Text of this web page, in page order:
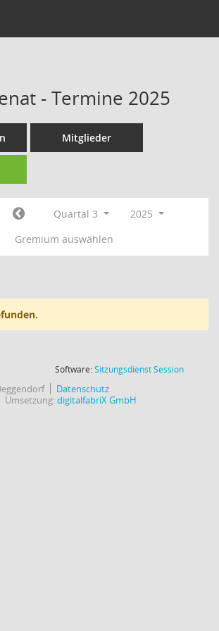
- Termine 2025
Mitglieder
Quartal 3
2025
Gremium auswählen
Software:SitzungsdienstSession(Wird in
Datenschutz
Umsetzung:digitalfabriX GmbH